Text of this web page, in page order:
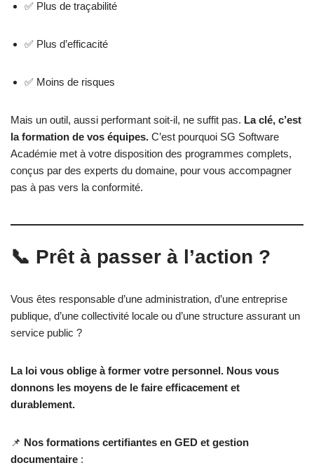
✅ Plus de traçabilité
✅ Plus d’efficacité
✅ Moins de risques
Mais un outil, aussi performant soit-il, ne suffit pas. La clé, c’est
la formation de vos équipes. C’est pourquoi SG Software
Académie met à votre disposition des programmes complets,
conçus par des experts du domaine, pour vous accompagner
pas à pas vers la conformité.
📞 Prêt à passer à l’action ?
Vous êtes responsable d’une administration, d’une entreprise
publique, d’une collectivité locale ou d’une structure assurant un
service public ?
La loi vous oblige à former votre personnel. Nous vous
donnons les moyens de le faire efficacement et
durablement.
📌 Nos formations certifiantes en GED et gestion
documentaire :